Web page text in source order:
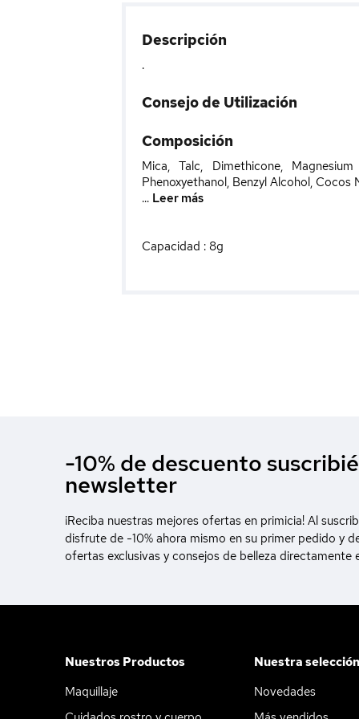
Descripción
.
Consejo de Utilización
Composición
Mica, Talc, Dimethicone,
Phenoxyethanol, Benzyl Alcohol, Cocos
... Leer más
Capacidad : 8g
-10% de descuento
newsletter
¡Reciba nuestras mejores ofertas en primicia! Al
disfrute de -10% ahora mismo en su primer pedido y
ofertas exclusivas y consejos de belleza directamente
Nuestros Productos
Maquillaje
Nuestra
Novedades